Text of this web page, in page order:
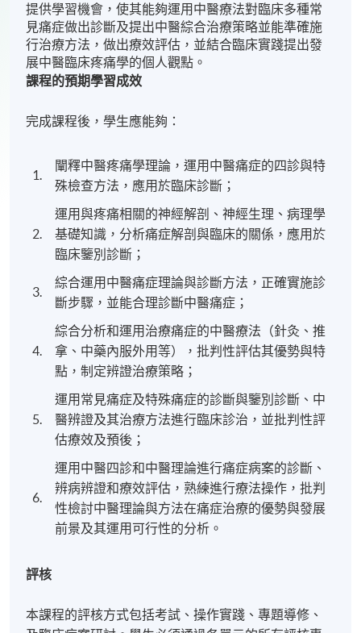
提供學習機會，使其能夠運用中醫療法對臨床多種常
見痛症做出診斷及提出中醫綜合治療策略並能準確施
行治療方法，做出療效評估，並結合臨床實踐提出發
展中醫臨床疼痛學的個人觀點。
課程的預期學習成效
完成課程後，學生應能夠：
1.
闡釋中醫疼痛學理論，運用中醫痛症的四診與特
殊檢查方法，應用於臨床診斷；
2.
運用與疼痛相關的神經解剖、神經生理、病理學
基礎知識，分析痛症解剖與臨床的關係，應用於
臨床鑒別診斷；
3.
綜合運用中醫痛症理論與診斷方法，正確實施診
斷步驟，並能合理診斷中醫痛症；
4.
綜合分析和運用治療痛症的中醫療法（針灸、推
拿、中藥內服外用等），批判性評估其優勢與特
點，制定辨證治療策略；
5.
運用常見痛症及特殊痛症的診斷與鑒別診斷、中
醫辨證及其治療方法進行臨床診治，並批判性評
估療效及預後；
6.
運用中醫四診和中醫理論進行痛症病案的診斷、
辨病辨證和療效評估，熟練進行療法操作，批判
性檢討中醫理論與方法在痛症治療的優勢與發展
前景及其運用可行性的分析。
評核
本課程的評核⽅式包括考試、操作實踐、專題導修、